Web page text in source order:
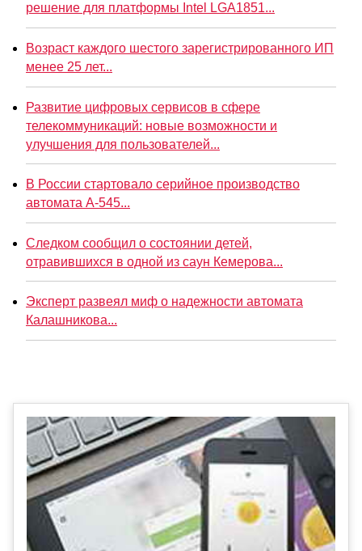
решение для платформы Intel LGA1851...
Возраст каждого шестого зарегистрированного ИП
менее 25 лет...
Развитие цифровых сервисов в сфере
телекоммуникаций: новые возможности и
улучшения для пользователей...
В России стартовало серийное производство
автомата А-545...
Следком сообщил о состоянии детей,
отравившихся в одной из саун Кемерова...
Эксперт развеял миф о надежности автомата
Калашникова...